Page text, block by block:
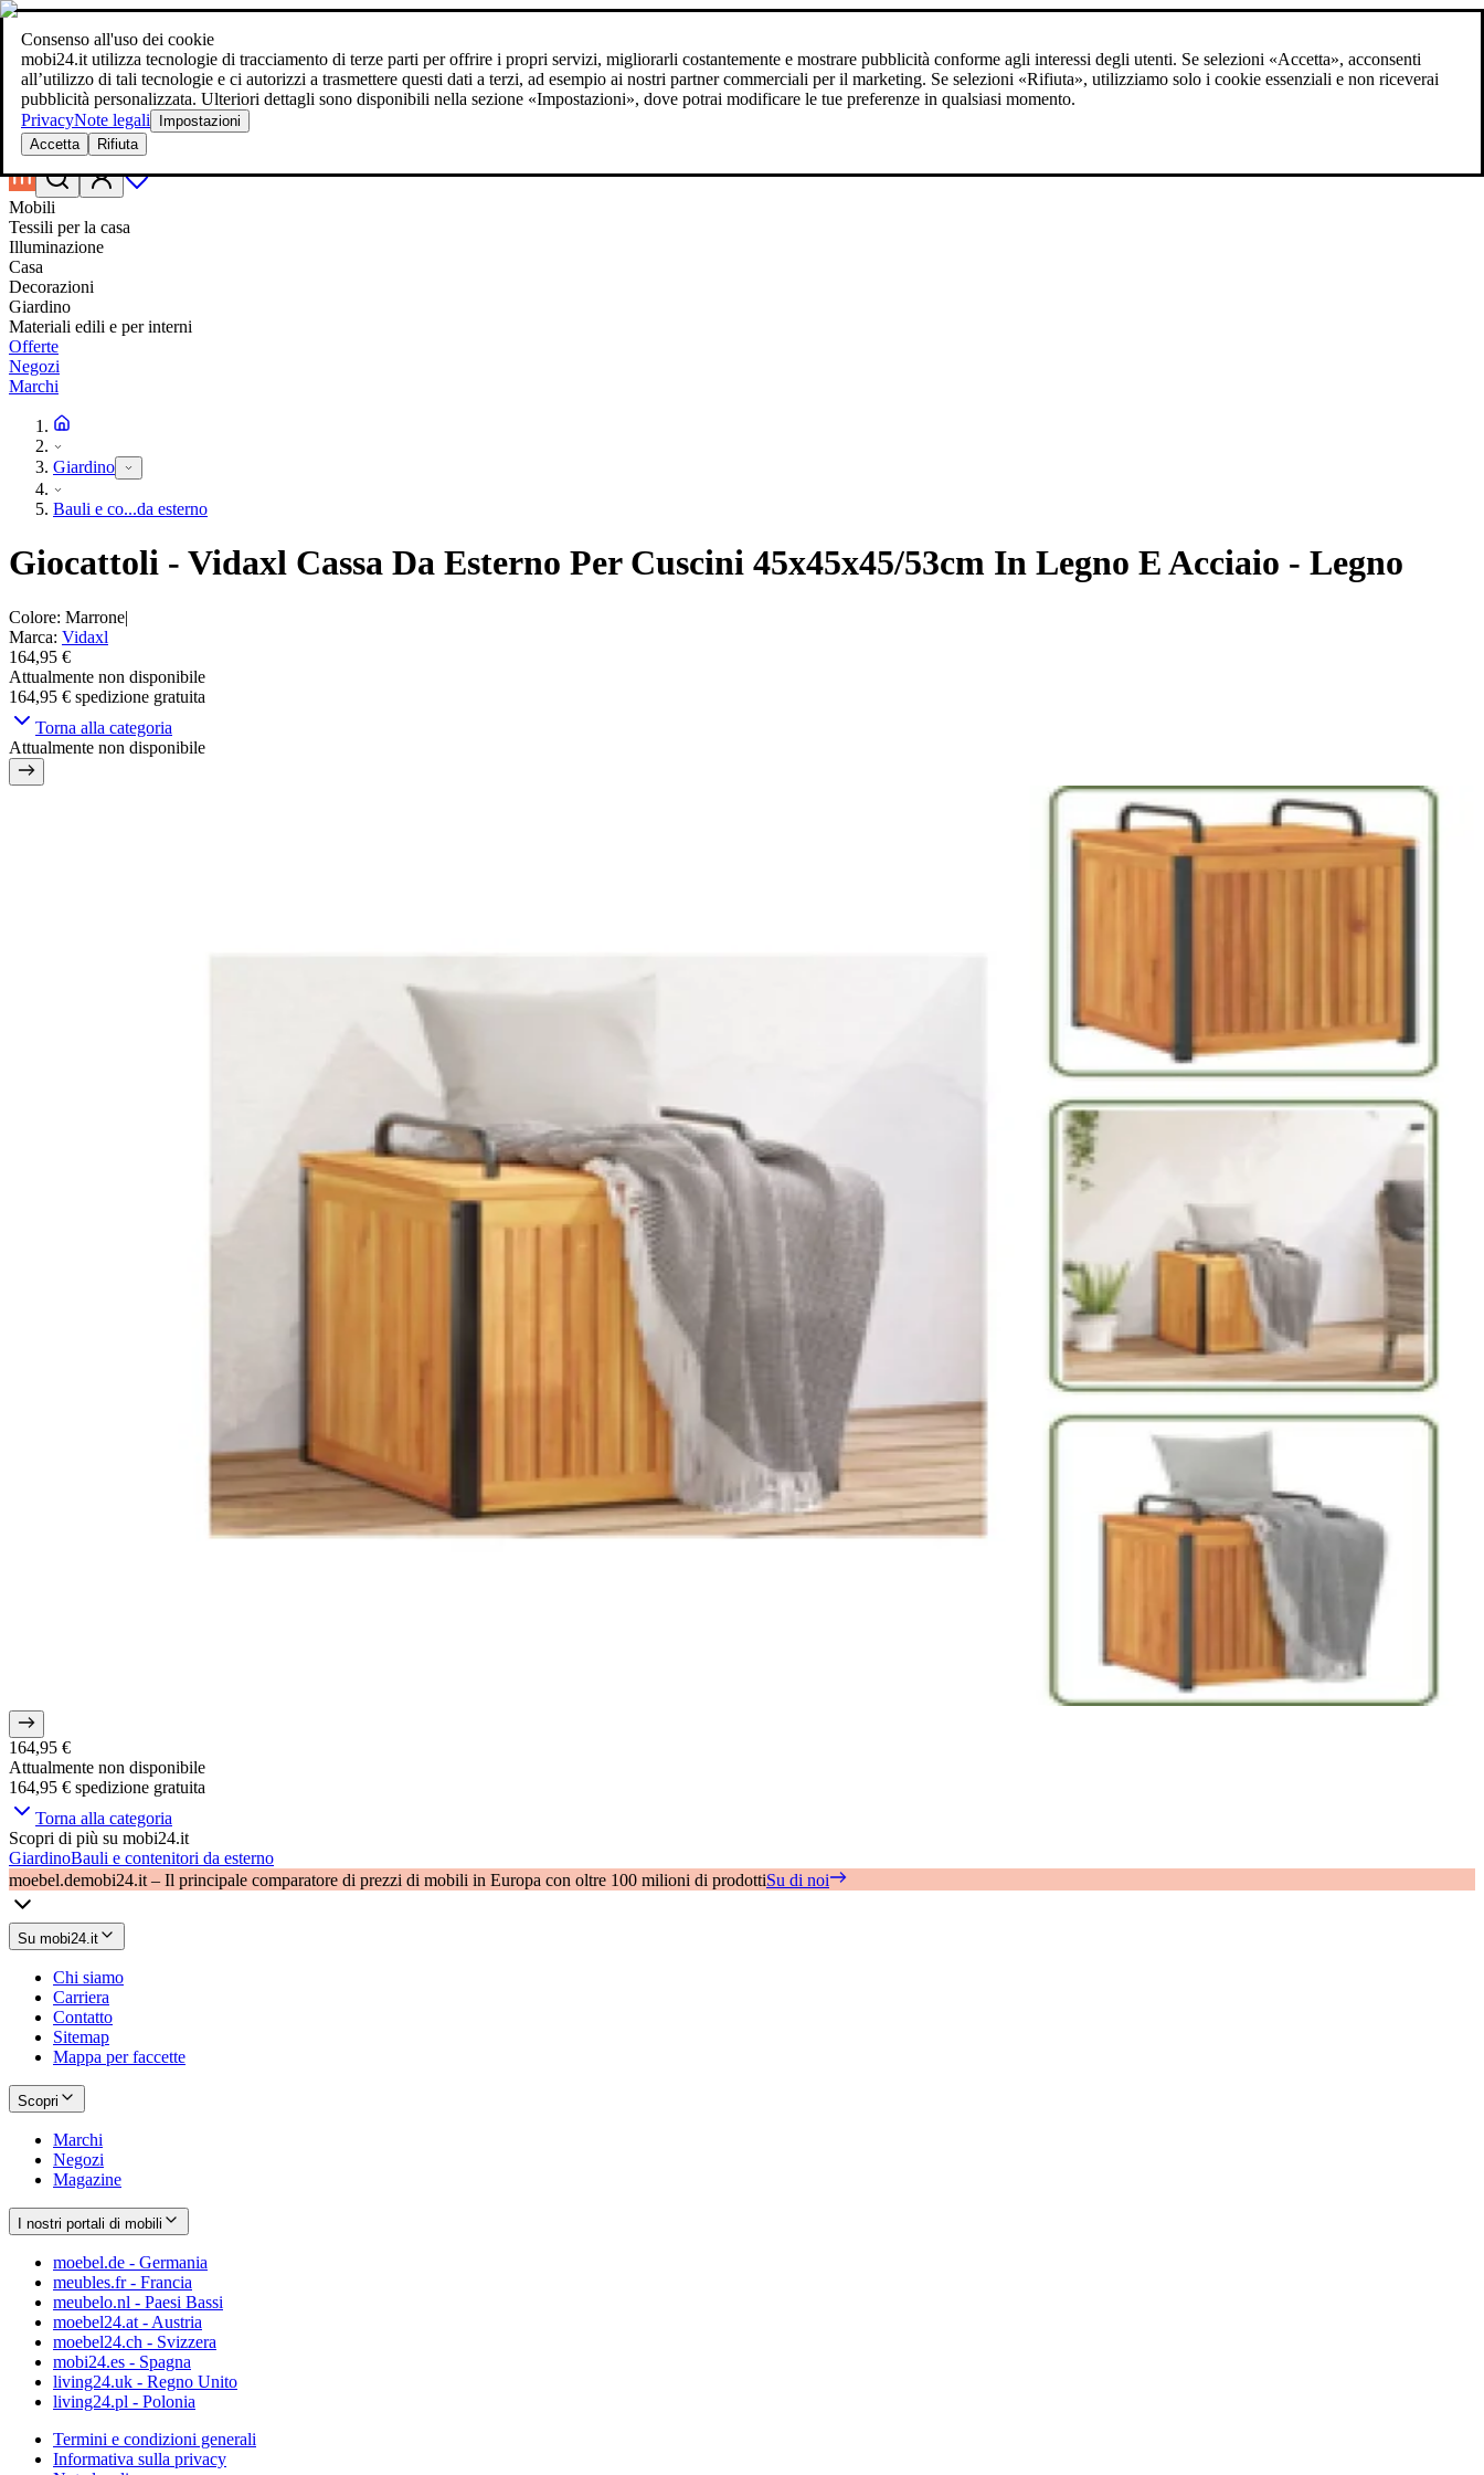
Consenso all'uso dei cookie
mobi24.it utilizza tecnologie di tracciamento di terze parti per offrire i propri servizi, migliorarli costantemente e mostrare pubblicità conforme agli interessi degli utenti. Se selezioni «Accetta», acconsenti
all’utilizzo di tali tecnologie e ci autorizzi a trasmettere questi dati a terzi, ad esempio ai nostri partner commerciali per il marketing. Se selezioni «Rifiuta», utilizziamo solo i cookie essenziali e non riceverai
pubblicità personalizzata. Ulteriori dettagli sono disponibili nella sezione «Impostazioni», dove potrai modificare le tue preferenze in qualsiasi momento.
PrivacyNote legali
Impostazioni
Accetta
Rifiuta
Ricerca
arreda al miglior prezzoarreda al miglior prezzo
Mobili
Tessili per la casa
Illuminazione
Casa
Decorazioni
Giardino
Materiali edili e per interni
Offerte
Negozi
Marchi
Giardino
Bauli e co...da esterno
Giocattoli - Vidaxl Cassa Da Esterno Per Cuscini 45x45x45/53cm In Legno E Acciaio - Legno
Colore: Marrone|
Marca: Vidaxl
164,95 €
Attualmente non disponibile
164,95 € spedizione gratuita
Torna alla categoria
Attualmente non disponibile
164,95 €
Attualmente non disponibile
164,95 € spedizione gratuita
Torna alla categoria
Scopri di più su mobi24.it
GiardinoBauli e contenitori da esterno
moebel.demobi24.it – Il principale comparatore di prezzi di mobili in Europa con oltre 100 milioni di prodottiSu di noi
Su mobi24.it
Chi siamo
Carriera
Contatto
Sitemap
Mappa per faccette
Scopri
Marchi
Negozi
Magazine
I nostri portali di mobili
moebel.de - Germania
meubles.fr - Francia
meubelo.nl - Paesi Bassi
moebel24.at - Austria
moebel24.ch - Svizzera
mobi24.es - Spagna
living24.uk - Regno Unito
living24.pl - Polonia
Termini e condizioni generali
Informativa sulla privacy